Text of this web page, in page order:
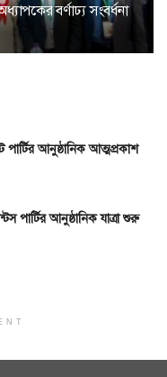
বর্ণাঢ্য সংবর্ধনা
পার্টির আনুষ্ঠানিক আত্মপ্রকাশ
পার্টির আনুষ্ঠানিক যাত্রা শুরু